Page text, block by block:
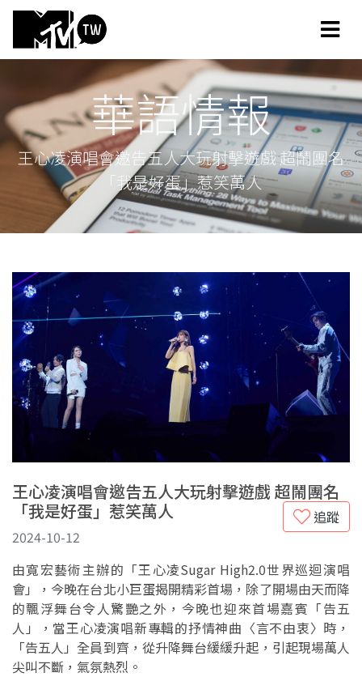
華語情報
王心凌演唱會邀告五人大玩射擊遊戲 超鬧團名
「我是好蛋」惹笑萬人
王心凌演唱會邀告五人大玩射擊遊戲 超鬧團名
「我是好蛋」惹笑萬人
追蹤
2024-10-12
由寬宏藝術主辦的「王心凌Sugar High2.0世界巡迴演唱
會」，今晚在台北小巨蛋揭開精彩首場，除了開場由天而降
的飄浮舞台令人驚艷之外，今晚也迎來首場嘉賓「告五
人」，當王心凌演唱新專輯的抒情神曲〈言不由衷〉時，
「告五人」全員到齊，從升降舞台緩緩升起，引起現場萬人
尖叫不斷，氣氛熱烈。